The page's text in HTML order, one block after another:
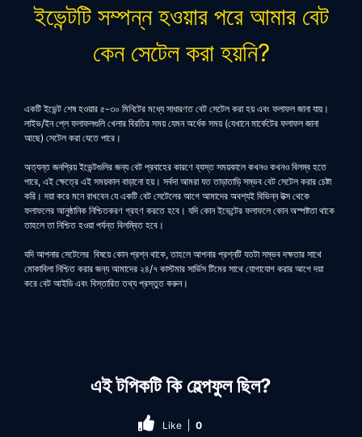
ইভেন্টটি সম্পন্ন হওয়ার পরে আমার বেট
কেন সেটেল করা হয়নি?
একটি ইভেন্ট শেষ হওয়ার ৫-৩০ মিনিটের মধ্যে সাধারণত বেট সেটেল করা হয় এবং ফলাফল জানা যায়।
লাইভ/ইন প্লে ফলাফলগুলি খেলার বিরতির সময় যেমন অর্ধেক সময় (যেখানে মার্কেটের ফলাফল জানা
আছে) সেটেল করা যেতে পারে।
অত্যন্ত জনপ্রিয় ইভেন্টগুলির জন্য বেট প্রবাহের কারণে ব্যস্ত সময়কালে কখনও কখনও বিলম্ব হতে
পারে, এই ক্ষেত্রে এই সময়কাল বাড়ানো হয়। সর্বদা আমরা যত তাড়াতাড়ি সম্ভব বেট সেটেল করার চেষ্টা
করি। দয়া করে মনে রাখবেন যে একটি বেট সেটেলের আগে আমাদের অবশ্যই বিভিন্ন উত্স থেকে
ফলাফলের আনুষ্ঠানিক নিশ্চিতকরণ গ্রহণ করতে হবে। যদি কোন ইভেন্টের ফলাফলে কোন অস্পষ্টতা থাকে
তাহলে তা নিশ্চিত হওয়া পর্যন্ত বিলম্বিত হবে।
যদি আপনার সেটেলের বিষয়ে কোন প্রশ্ন থাকে, তাহলে আপনার প্রশ্নটি যতটা সম্ভব দক্ষতার সাথে
মোকাবিলা নিশ্চিত করার জন্য আমাদের ২৪/৭ কাস্টমার সার্ভিস টিমের সাথে যোগাযোগ করার আগে দয়া
করে বেট আইডি এবং বিস্তারিত তথ্য প্রস্তুত করুন।
এই টপিকটি কি হেল্পফুল ছিল?
Like 0